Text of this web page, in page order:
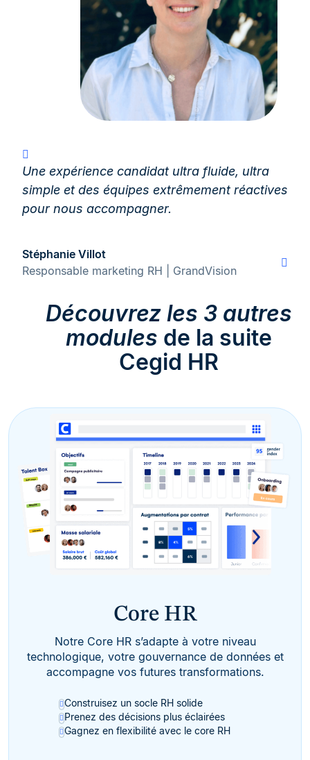
Une expérience candidat ultra fluide, ultra
simple et des équipes extrêmement réactives
pour nous accompagner.
Stéphanie Villot
Responsable marketing RH | GrandVision
Découvrez les 3 autres
modules de la suite
Cegid HR
Core HR
Notre Core HR s’adapte à votre niveau
technologique, votre gouvernance de données et
accompagne vos futures transformations.
Construisez un socle RH solide
Prenez des décisions plus éclairées
Gagnez en flexibilité avec le core RH